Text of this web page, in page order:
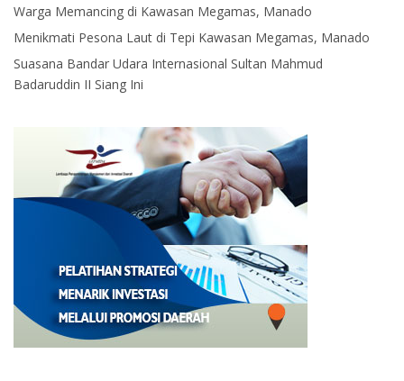
Warga Memancing di Kawasan Megamas, Manado
Menikmati Pesona Laut di Tepi Kawasan Megamas, Manado
Suasana Bandar Udara Internasional Sultan Mahmud
Badaruddin II Siang Ini